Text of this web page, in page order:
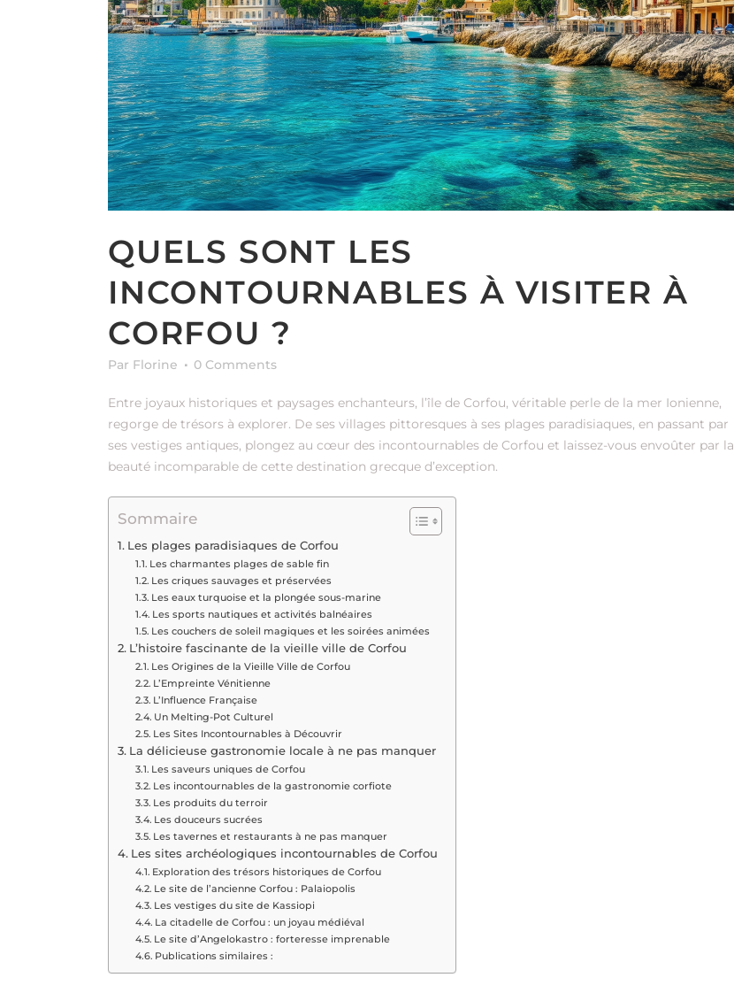
QUELS SONT LES
INCONTOURNABLES À VISITER À
CORFOU ?
Par Florine 0 Comments
Entre joyaux historiques et paysages enchanteurs, l’île de Corfou, véritable perle de la mer Ionienne,
regorge de trésors à explorer. De ses villages pittoresques à ses plages paradisiaques, en passant par
ses vestiges antiques, plongez au cœur des incontournables de Corfou et laissez-vous envoûter par la
beauté incomparable de cette destination grecque d’exception.
Sommaire
Les plages paradisiaques de Corfou
Les charmantes plages de sable fin
Les criques sauvages et préservées
Les eaux turquoise et la plongée sous-marine
Les sports nautiques et activités balnéaires
Les couchers de soleil magiques et les soirées animées
L’histoire fascinante de la vieille ville de Corfou
Les Origines de la Vieille Ville de Corfou
L’Empreinte Vénitienne
L’Influence Française
Un Melting-Pot Culturel
Les Sites Incontournables à Découvrir
La délicieuse gastronomie locale à ne pas manquer
Les saveurs uniques de Corfou
Les incontournables de la gastronomie corfiote
Les produits du terroir
Les douceurs sucrées
Les tavernes et restaurants à ne pas manquer
Les sites archéologiques incontournables de Corfou
Exploration des trésors historiques de Corfou
Le site de l’ancienne Corfou : Palaiopolis
Les vestiges du site de Kassiopi
La citadelle de Corfou : un joyau médiéval
Le site d’Angelokastro : forteresse imprenable
Publications similaires :